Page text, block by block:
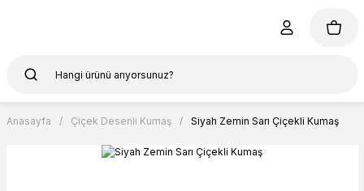
Anasayfa Çiçek Desenli Kumaş Siyah Zemin Sarı Çiçekli Kumaş